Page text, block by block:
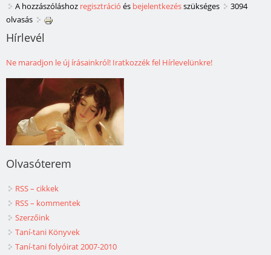
A hozzászóláshoz regisztráció és bejelentkezésszükséges
3094
olvasás
Hírlevél
Ne maradjon le új írásainkról! Iratkozzék fel Hírlevelünkre!
Olvasóterem
RSS – cikkek
RSS – kommentek
Szerzőink
Taní-tani Könyvek
Taní-tani folyóirat 2007-2010